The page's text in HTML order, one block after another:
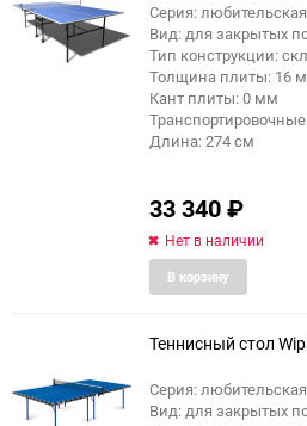
Серия: любительская
Вид: для закрытых
Тип конструкции:
Толщина плиты: 16
Кант плиты: 0 мм
Длина: 274 см
33 340₽
Нет в наличии
В корзину
Теннисный стол
Серия: любительская
Вид: для закрытых